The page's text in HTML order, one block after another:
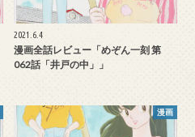
2021.6.4
漫画全話レビュー「めぞん一刻 第
062話「井戸の中」」
漫画